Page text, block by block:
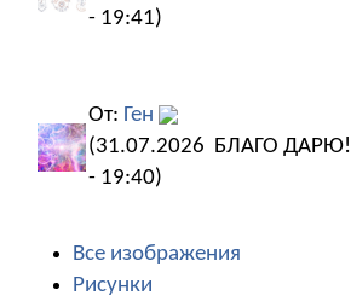
- 19:41)
От: Ген
(31.07.2026
- 19:40)
БЛАГО ДАРЮ!
Все изображения
Рисунки